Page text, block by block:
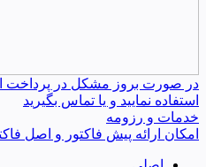
در صورت بروز مشکل در پرداخت
استفاده نمایید و یا تماس بگیرید
خدمات و رزومه
امکان ارائه پیش فاکتور و اصل